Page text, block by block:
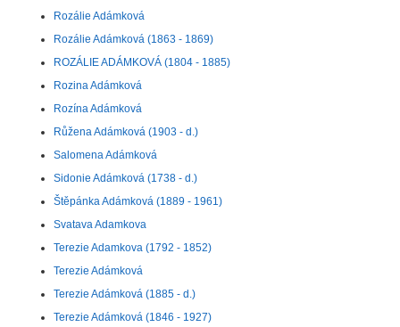
Rozálie Adámková
Rozálie Adámková (1863 - 1869)
ROZÁLIE ADÁMKOVÁ (1804 - 1885)
Rozina Adámková
Rozína Adámková
Růžena Adámková (1903 - d.)
Salomena Adámková
Sidonie Adámková (1738 - d.)
Štěpánka Adámková (1889 - 1961)
Svatava Adamkova
Terezie Adamkova (1792 - 1852)
Terezie Adámková
Terezie Adámková (1885 - d.)
Terezie Adámková (1846 - 1927)